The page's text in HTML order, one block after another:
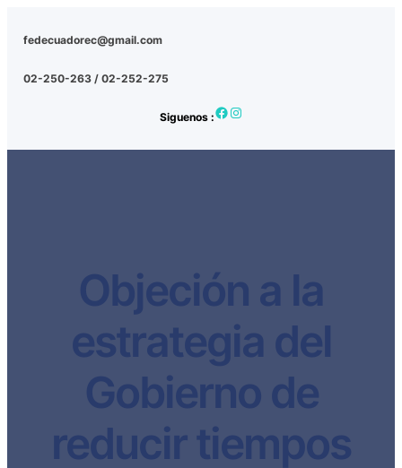
fedecuadorec@gmail.com
02-250-263 / 02-252-275
Siguenos :Facebook Instagram
Objeción a la
estrategia del
Gobierno de
reducir tiempos